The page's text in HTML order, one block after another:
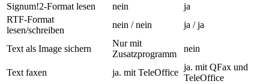
Signum!2-Format lesen
nein
ja
RTF-Format
lesen/schreiben
nein / nein ja / ja
Text als Image sichern
Nur mit
Zusatzprogramm
nein
Text faxen ja. mit TeleOffice
ja. mit QFax und
TeleOffice